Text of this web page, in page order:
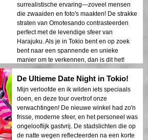
surrealistische ervaring—zoveel mensen
die zwaaiden en foto's maakten! De strakke
straten van Omotesando contrasteerden
perfect met de levendige sfeer van
Harajuku. Als je in Tokio bent en op zoek
bent naar een spannende en unieke
manier om te verkennen, dan is dit het!
De Ultieme Date Night in Tokio!
Mijn verloofde en ik wilden iets speciaals
doen, en deze tour overtrof onze
verwachtingen! De nieuwe winkel had zo'n
frisse, moderne sfeer, en het personeel was
ongelooflijk gastvrij. De stadslichten die op
de natte wegen reflecteerden na een korte